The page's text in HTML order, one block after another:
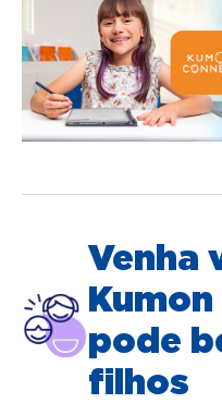
Venha
Kumon
pode
filhos